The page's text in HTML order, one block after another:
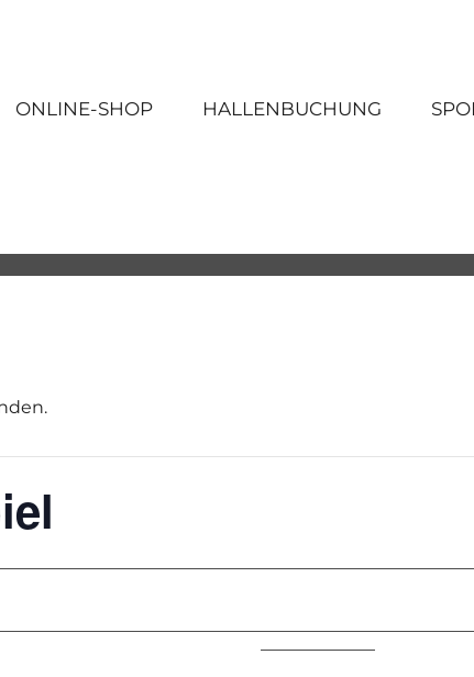
ONLINE-SHOP HALLENBUCHUNG